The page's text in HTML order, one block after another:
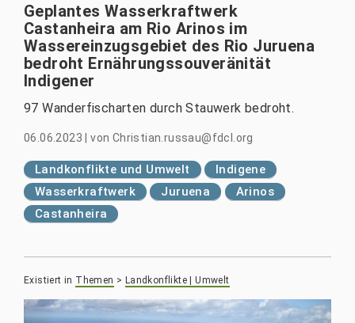
Geplantes Wasserkraftwerk
Castanheira am Rio Arinos im
Wassereinzugsgebiet des Rio Juruena
bedroht Ernährungssouveränität
Indigener
97 Wanderfischarten durch Stauwerk bedroht.
06.06.2023|von Christian.russau@fdcl.org
Landkonflikte und Umwelt
Indigene
Wasserkraftwerk
Juruena
Arinos
Castanheira
Existiert in Themen > Landkonflikte | Umwelt